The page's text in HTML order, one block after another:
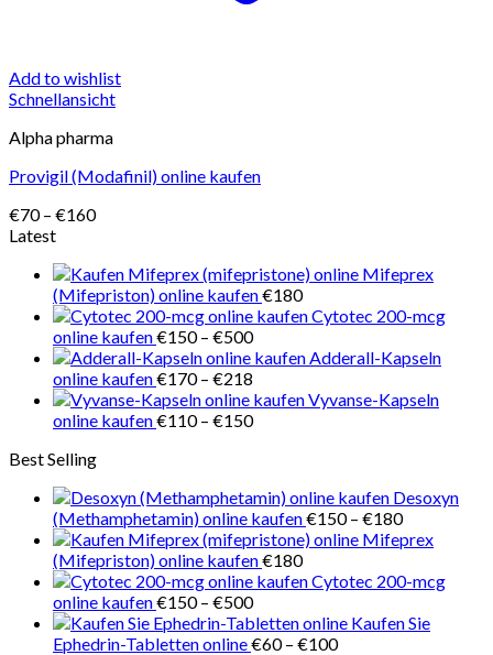
Add to wishlist
Schnellansicht
Alpha pharma
Provigil (Modafinil) online kaufen
€70 – €160Preisspanne:
€160
Latest
Mifeprex
(Mifepriston) online kaufen€180
Cytotec 200-mcg
online kaufen€150 – €500Preisspanne:
€150
€500
Adderall-Kapseln
online kaufen€170 – €218
€170
bis
Vyvanse-Kapseln
online kaufen€110 – €150Preisspanne:
Best Selling
Desoxyn
(Methamphetamin) online kaufen€150 – €180
€150
€180
Mifeprex
(Mifepriston) online kaufen€180
Cytotec 200-mcg
online kaufen€150 – €500Preisspanne:
€150
bis
Kaufen Sie
Ephedrin-Tabletten online€60 – €100Preisspanne: